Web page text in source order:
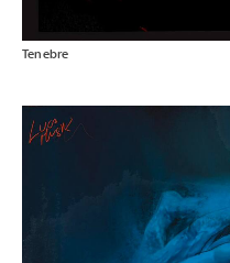
Tenebre